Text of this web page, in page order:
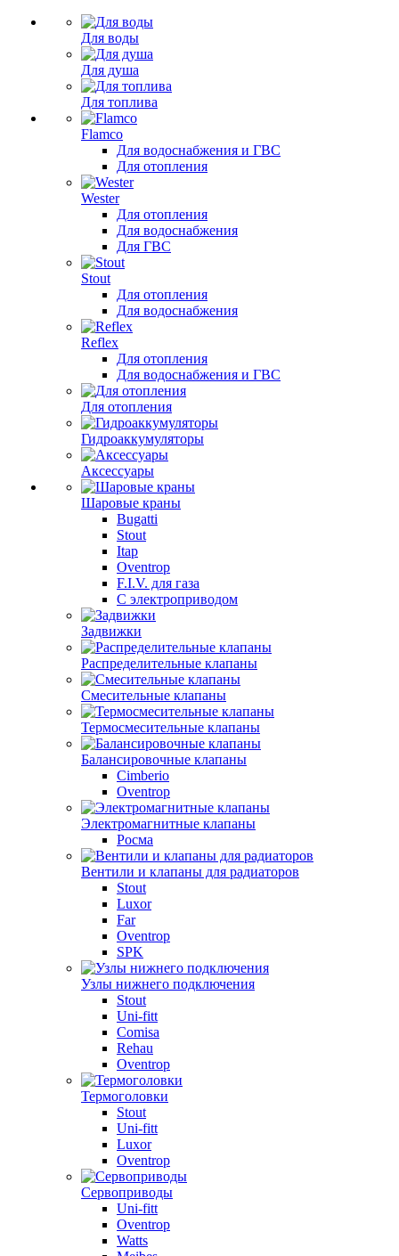
Для воды
Для душа
Для топлива
Flamco
Для водоснабжения и ГВС
Для отопления
Wester
Для отопления
Для водоснабжения
Для ГВС
Stout
Для отопления
Для водоснабжения
Reflex
Для отопления
Для водоснабжения и ГВС
Для отопления
Гидроаккумуляторы
Аксессуары
Шаровые краны
Bugatti
Stout
Itap
Oventrop
F.I.V. для газа
С электроприводом
Задвижки
Распределительные клапаны
Cмесительные клапаны
Термосмесительные клапаны
Балансировочные клапаны
Cimberio
Oventrop
Электромагнитные клапаны
Росма
Вентили и клапаны для радиаторов
Stout
Luxor
Far
Oventrop
SPK
Узлы нижнего подключения
Stout
Uni-fitt
Comisa
Rehau
Oventrop
Термоголовки
Stout
Uni-fitt
Luxor
Oventrop
Сервоприводы
Uni-fitt
Oventrop
Watts